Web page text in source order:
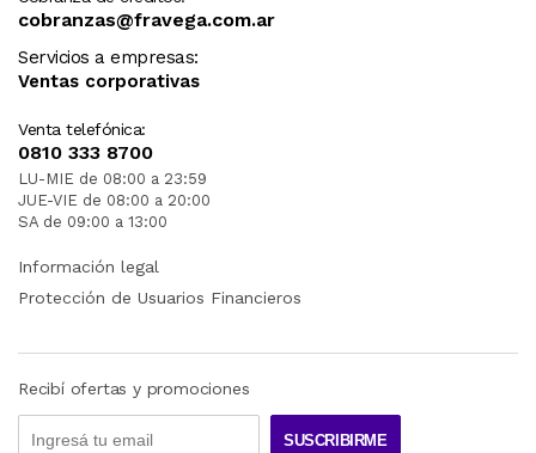
cobranzas@fravega.com.ar
Servicios a empresas:
Ventas corporativas
Venta telefónica:
0810 333 8700
LU-MIE de 08:00 a 23:59
JUE-VIE de 08:00 a 20:00
SA de 09:00 a 13:00
Información legal
Protección de Usuarios Financieros
Recibí ofertas y promociones
SUSCRIBIRME